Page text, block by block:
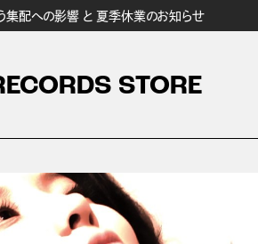
集配への影響 と 夏季休業のお知らせ
STORE